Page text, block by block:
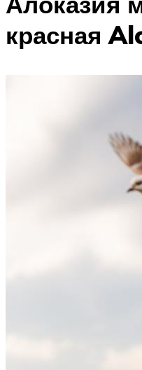
красная